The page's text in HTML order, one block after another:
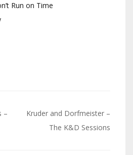
Run on Time
–
Kruder and Dorfmeister –
The K&D Sessions